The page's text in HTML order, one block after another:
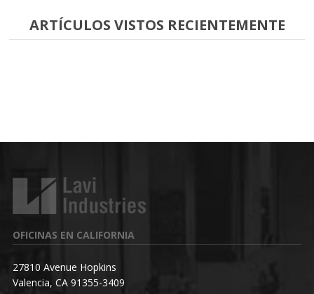
ARTÍCULOS VISTOS RECIENTEMENTE
OFICINAS EN CALIFORNIA
27810 Avenue Hopkins
Valencia, CA 91355-3409